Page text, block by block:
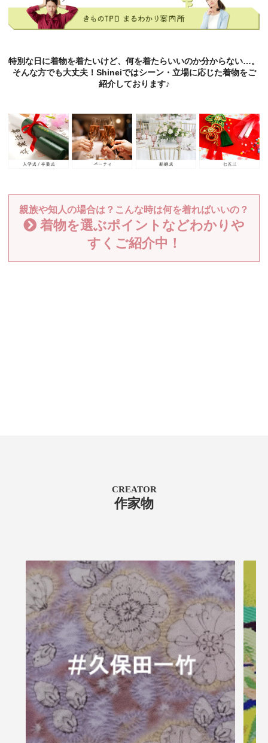
特別な日に着物を着たいけど、何を着たらいいのか分からない…。
そんな方でも大丈夫！Shineiではシーン・立場に応じた着物をご
紹介しております♪
親族や知人の場合は？こんな時は何を着ればいいの？
着物を選ぶポイントなどわかりや
すくご紹介中！
CREATOR
作家物